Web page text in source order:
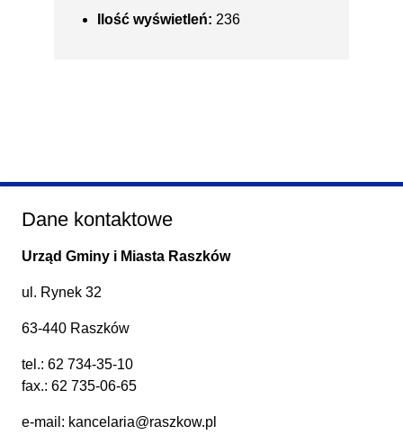
Ilość wyświetleń: 236
Dane kontaktowe
Urząd Gminy i Miasta Raszków
ul. Rynek 32
63-440 Raszków
tel.: 62 734-35-10
fax.: 62 735-06-65
e-mail: kancelaria@raszkow.pl